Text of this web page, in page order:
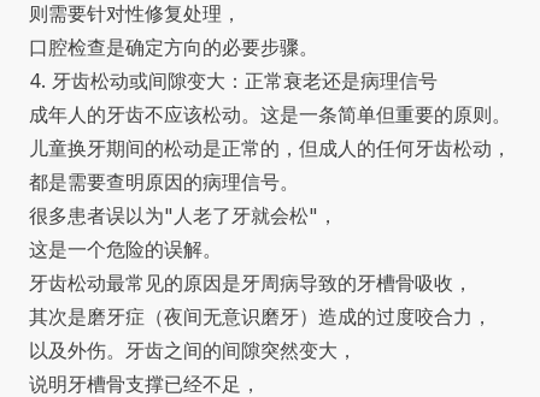
则需要针对性修复处理，
口腔检查是确定方向的必要步骤。
4. 牙齿松动或间隙变大：正常衰老还是病理信号
成年人的牙齿不应该松动。这是一条简单但重要的原则。
儿童换牙期间的松动是正常的，但成人的任何牙齿松动，
都是需要查明原因的病理信号。
很多患者误以为"人老了牙就会松"，
这是一个危险的误解。
牙齿松动最常见的原因是牙周病导致的牙槽骨吸收，
其次是磨牙症（夜间无意识磨牙）造成的过度咬合力，
以及外伤。牙齿之间的间隙突然变大，
说明牙槽骨支撑已经不足，